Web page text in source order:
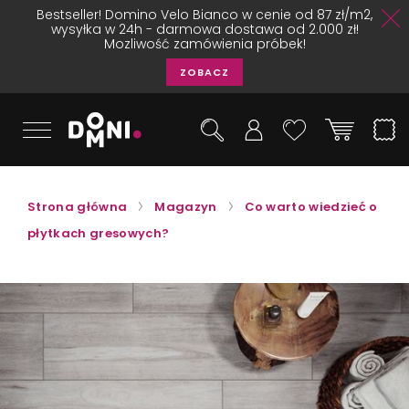
Bestseller! Domino Velo Bianco w cenie od 87 zł/m2,
wysyłka w 24h - darmowa dostawa od 2.000 zł!
Mozliwość zamówienia próbek!
ZOBACZ
Strona główna Magazyn
Co warto wiedzieć o
płytkach gresowych?